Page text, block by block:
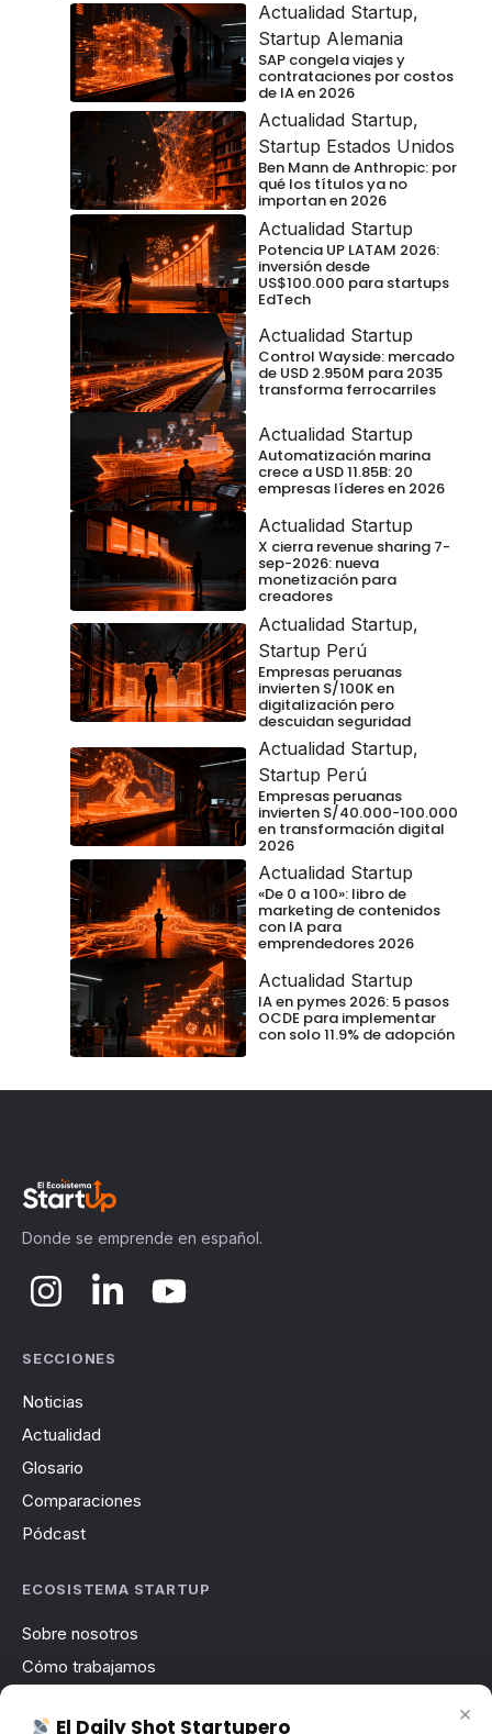
Actualidad Startup,
Startup Alemania
SAP congela viajes y
contrataciones por costos
de IA en 2026
Actualidad Startup,
Startup Estados Unidos
Ben Mann de Anthropic: por
qué los títulos ya no
importan en 2026
Actualidad Startup
Potencia UP LATAM 2026:
inversión desde
US$100.000 para startups
EdTech
Actualidad Startup
Control Wayside: mercado
de USD 2.950M para 2035
transforma ferrocarriles
Actualidad Startup
Automatización marina
crece a USD 11.85B: 20
empresas líderes en 2026
Actualidad Startup
X cierra revenue sharing 7-
sep-2026: nueva
monetización para
creadores
Actualidad Startup,
Startup Perú
Empresas peruanas
invierten S/100K en
digitalización pero
descuidan seguridad
Actualidad Startup,
Startup Perú
Empresas peruanas
invierten S/40.000-100.000
en transformación digital
2026
Actualidad Startup
«De 0 a 100»: libro de
marketing de contenidos
con IA para
emprendedores 2026
Actualidad Startup
IA en pymes 2026: 5 pasos
OCDE para implementar
con solo 11.9% de adopción
Donde se emprende en español.
SECCIONES
Noticias
Actualidad
Glosario
Comparaciones
Pódcast
ECOSISTEMA STARTUP
Sobre nosotros
Cómo trabajamos
×
El Daily Shot Startupero